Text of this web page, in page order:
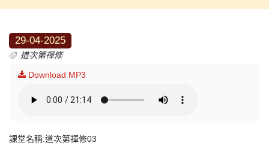
29-04-2025
道次第禪修
Download MP3
課堂名稱:道次第禪修03